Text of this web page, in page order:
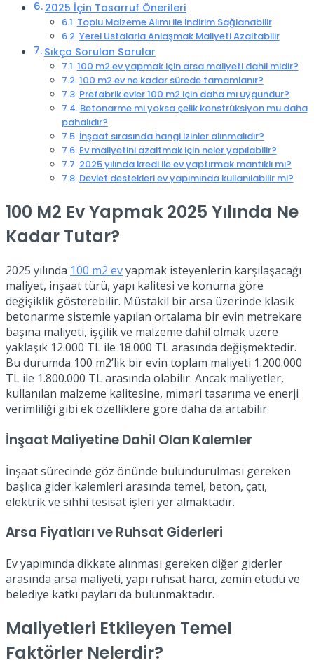
2025 İçin Tasarruf Önerileri
Toplu Malzeme Alımı ile İndirim Sağlanabilir
Yerel Ustalarla Anlaşmak Maliyeti Azaltabilir
Sıkça Sorulan Sorular
100 m2 ev yapmak için arsa maliyeti dahil midir?
100 m2 ev ne kadar sürede tamamlanır?
Prefabrik evler 100 m2 için daha mı uygundur?
Betonarme mi yoksa çelik konstrüksiyon mu daha
pahalıdır?
İnşaat sırasında hangi izinler alınmalıdır?
Ev maliyetini azaltmak için neler yapılabilir?
2025 yılında kredi ile ev yaptırmak mantıklı mı?
Devlet destekleri ev yapımında kullanılabilir mi?
100 M2 Ev Yapmak 2025 Yılında Ne
Kadar Tutar?
2025 yılında 100 m2 evyapmak isteyenlerin karşılaşacağı
maliyet, inşaat türü, yapı kalitesi ve konuma göre
değişiklik gösterebilir. Müstakil bir arsa üzerinde klasik
betonarme sistemle yapılan ortalama bir evin metrekare
başına maliyeti, işçilik ve malzeme dahil olmak üzere
yaklaşık 12.000 TL ile 18.000 TL arasında değişmektedir.
Bu durumda 100 m2’lik bir evin toplam maliyeti 1.200.000
TL ile 1.800.000 TL arasında olabilir. Ancak maliyetler,
kullanılan malzeme kalitesine, mimari tasarıma ve enerji
verimliliği gibi ek özelliklere göre daha da artabilir.
İnşaat Maliyetine Dahil Olan Kalemler
İnşaat sürecinde göz önünde bulundurulması gereken
başlıca gider kalemleri arasında temel, beton, çatı,
elektrik ve sıhhi tesisat işleri yer almaktadır.
Arsa Fiyatları ve Ruhsat Giderleri
Ev yapımında dikkate alınması gereken diğer giderler
arasında arsa maliyeti, yapı ruhsat harcı, zemin etüdü ve
belediye katkı payları da bulunmaktadır.
Maliyetleri Etkileyen Temel
Faktörler Nelerdir?